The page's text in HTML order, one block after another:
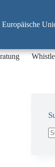
Europäische